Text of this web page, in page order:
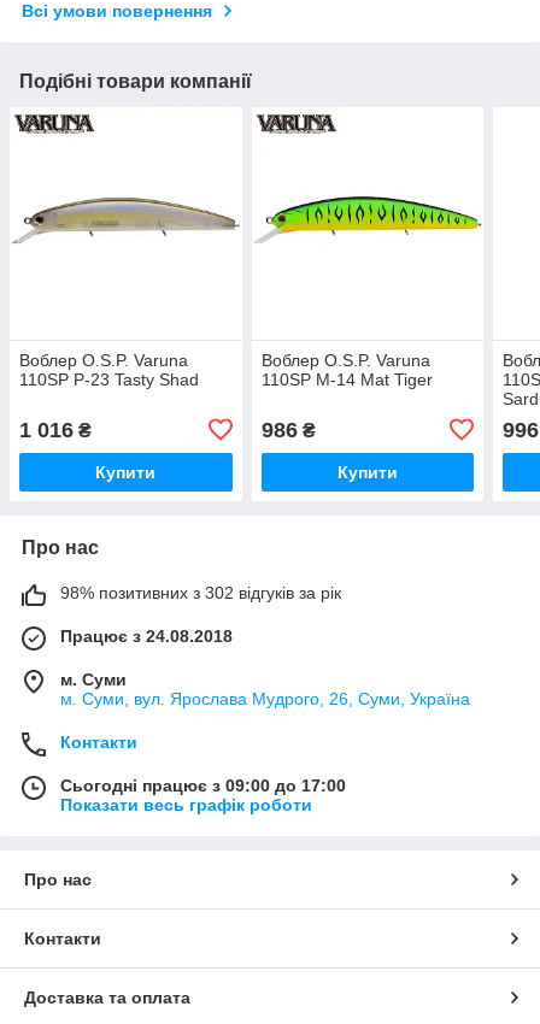
Всі умови повернення
Подібні товари компанії
Воблер O.S.P. Varuna
110SP P-23 Tasty Shad
1 016 ₴
Купити
Воблер O.S.P. Varuna
110SP M-14 Mat Tiger
986₴
Купити
996
Про нас
98% позитивних з 302 відгуків за рік
Працює з 24.08.2018
м. Суми
м. Суми, вул. Ярослава Мудрого, 26, Суми, Україна
Контакти
Сьогодні працює з 09:00 до 17:00
Показати весь графік роботи
Про нас
Контакти
Доставка та оплата